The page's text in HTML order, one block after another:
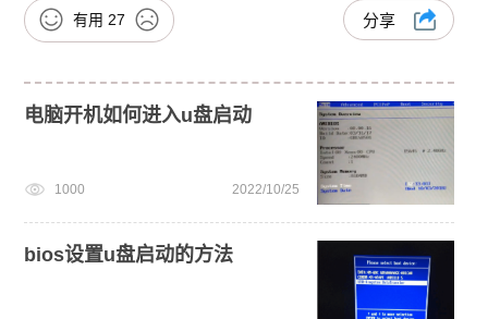
有用 27 分享
电脑开机如何进入u盘启动
1000 2022/10/25
bios设置u盘启动的方法